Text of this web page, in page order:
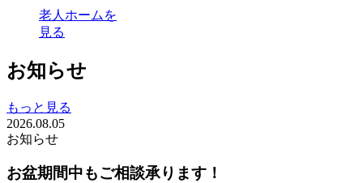
老人ホームを
見る
お知らせ
もっと見る
2026.08.05
お知らせ
お盆期間中もご相談承ります！